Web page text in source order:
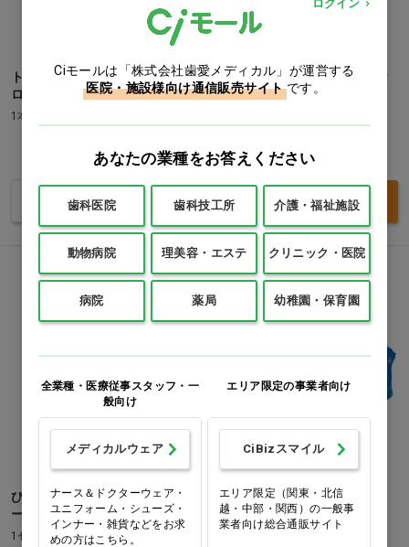
トイレのスッキーリエア！ フ
ローラルソープ…他
1本(350mL)
価格：ログイン後表示
バリエーションを見る
エルヴェール トイレットティ
シュー シングル 200m
価格：ログイン後表示
買い物カゴ
びっくりトイレクリーナー ケ
ース付
1セット
おとな用おしりふき
1パック(70枚)
ログイン
Ciモールは「株式会社歯愛メディカル」が運営する
医院・施設様向け通信販売サイト です。
あなたの業種をお答えください
歯科医院 歯科技工所 介護・福祉施設
動物病院 理美容・エステ クリニック・医院
病院 薬局 幼稚園・保育園
全業種・医療従事スタッフ・一
般向け
メディカルウェア
ナース＆ドクターウェア・
ユニフォーム・シューズ・
インナー・雑貨などをお求
めの方はこちら。
エリア限定の事業者向け
CiBizスマイル
エリア限定（関東・北信
越・中部・関西）の一般事
業者向け総合通販サイト